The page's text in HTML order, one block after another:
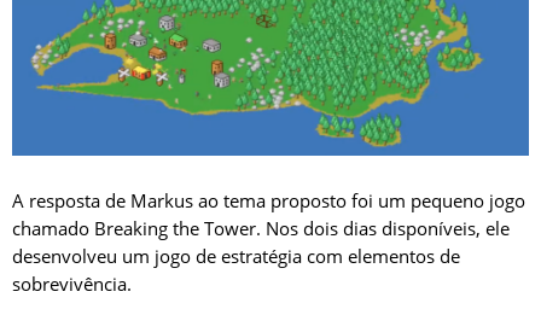
A resposta de Markus ao tema proposto foi um pequeno jogo
chamado Breaking the Tower. Nos dois dias disponíveis, ele
desenvolveu um jogo de estratégia com elementos de
sobrevivência.